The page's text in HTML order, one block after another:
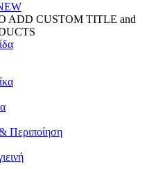
ADD CUSTOM TITLE and
Περιποίηση